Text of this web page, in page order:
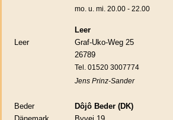
mo. u. mi. 20.00 - 22.00
Leer
Leer
Graf-Uko-Weg 25
26789
Tel. 01520 3007774
Jens Prinz-Sander
Beder
Dôjô Beder (DK)